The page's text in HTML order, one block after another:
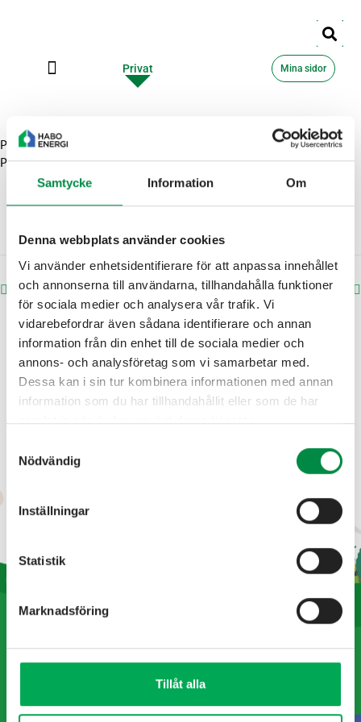
Samtycke Information Om
Denna webbplats använder cookies
Vi använder enhetsidentifierare för att anpassa innehållet
och annonserna till användarna, tillhandahålla funktioner
för sociala medier och analysera vår trafik. Vi
vidarebefordrar även sådana identifierare och annan
information från din enhet till de sociala medier och
annons- och analysföretag som vi samarbetar med.
Dessa kan i sin tur kombinera informationen med annan
information som du har tillhandahållit eller som de har
samlat in när du har använt deras tjänster.
Nödvändig
Inställningar
Statistik
Marknadsföring
Tillåt alla
Privat Mina sidor
Publicerat iBatteri och sol
Publicerat den2026-02-09
Solis Fronius